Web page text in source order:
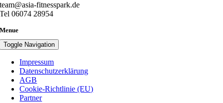
team@asia-fitnesspark.de
Tel 06074 28954
Menue
Toggle Navigation
Impressum
Datenschutzerklärung
AGB
Cookie-Richtlinie (EU)
Partner